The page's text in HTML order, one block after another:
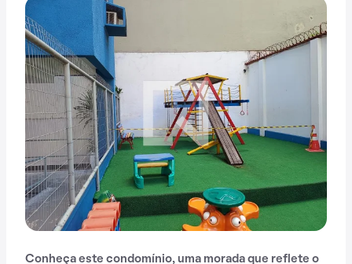
Conheça este condomínio, uma morada que reflete o